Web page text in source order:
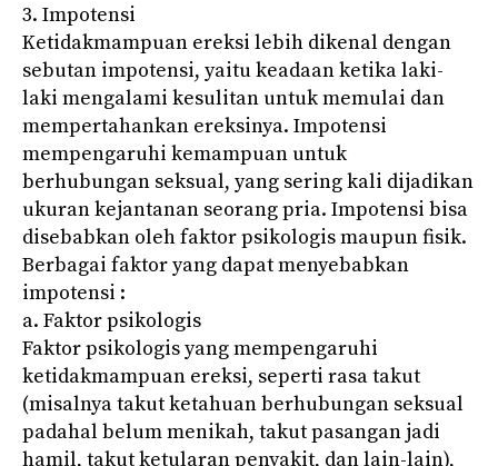
3. Impotensi
Ketidakmampuan ereksi lebih dikenal dengan
sebutan impotensi, yaitu keadaan ketika laki-
laki mengalami kesulitan untuk memulai dan
mempertahankan ereksinya. Impotensi
mempengaruhi kemampuan untuk
berhubungan seksual, yang sering kali dijadikan
ukuran kejantanan seorang pria. Impotensi bisa
disebabkan oleh faktor psikologis maupun fisik.
Berbagai faktor yang dapat menyebabkan
impotensi :
a. Faktor psikologis
Faktor psikologis yang mempengaruhi
ketidakmampuan ereksi, seperti rasa takut
(misalnya takut ketahuan berhubungan seksual
padahal belum menikah, takut pasangan jadi
hamil, takut ketularan penyakit, dan lain-lain),